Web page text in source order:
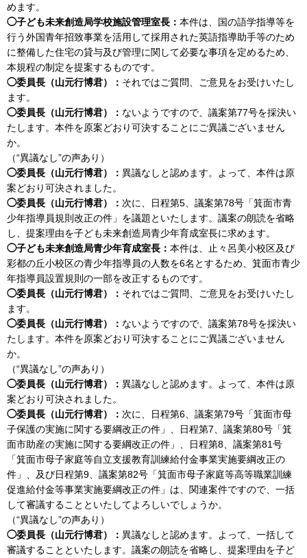
めます。
◯子ども未来創造局学校施設管理室長： 本件は、国の語学指導等を
行う外国青年招致事業を活用して採用された英語指導助手等のため
に整備した住宅の貸与及び管理に関して必要な事項を定めるため、
本規程の制定を提案するものです。
◯委員長（山元行博君）： それではご質問、ご意見をお受けいたし
ます。
◯委員長（山元行博君）： ないようですので、議案第77号を採決い
たします。本件を原案どおり可決することにご異議ございません
か。
（“異議なし”の声あり）
◯委員長（山元行博君）： 異議なしと認めます。よって、本件は原
案どおり可決されました。
◯委員長（山元行博君）： 次に、日程第5、議案第78号「箕面市青
少年指導員規則改正の件」を議題といたします。議案の朗読を省略
し、提案理由を子ども未来創造局青少年育成室長に求めます。
◯子ども未来創造局青少年育成室長： 本件は、止々呂美小校区及び
彩都の丘小校区の青少年指導員の人数を6名とするため、箕面市青少
年指導員設置規則の一部を改正するものです。
◯委員長（山元行博君）： それではご質問、ご意見をお受けいたし
ます。
◯委員長（山元行博君）： ないようですので、議案第78号を採決い
たします。本件を原案どおり可決することにご異議ございません
か。
（“異議なし”の声あり）
◯委員長（山元行博君）： 異議なしと認めます。よって、本件は原
案どおり可決されました。
◯委員長（山元行博君）： 次に、日程第6、議案第79号「箕面市母
子保護の実施に関する要綱改正の件」、日程第7、議案第80号「箕
面市助産の実施に関する要綱改正の件」、日程第8、議案第81号
「箕面市母子家庭等自立支援教育訓練給付金事業実施要綱改正の
件」、及び日程第9、議案第82号「箕面市母子家庭等高等職業訓練
促進給付金等事業実施要綱改正の件」は、関連案件ですので、一括
して審議することといたしてよろしいでしょうか。
（“異議なし”の声あり）
◯委員長（山元行博君）： 異議なしと認めます。よって、一括して
審議することといたします。議案の朗読を省略し、提案理由を子ど